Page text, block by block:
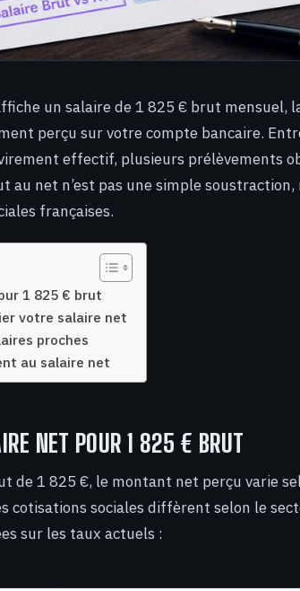
un salaire de 1 825 € brut mensuel,
perçu sur votre compte bancaire.
effectif, plusieurs prélèvements
au net n’est pas une simple soustraction,
françaises.
1 825 € brut
votre salaire net
proches
au salaire net
NET POUR 1 825 € BRUT
de 1 825 €, le montant net perçu varie
cotisations sociales diffèrent selon le
sur les taux actuels :